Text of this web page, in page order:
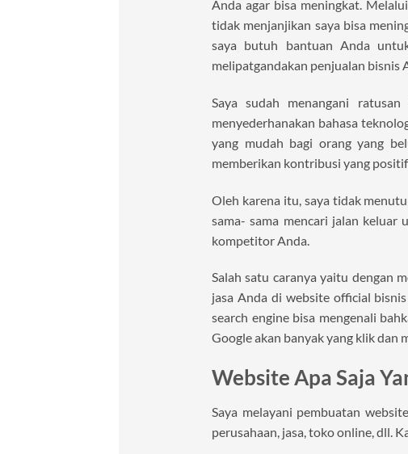
Anda agar bisa meningkat. Melalui
tidak menjanjikan saya bisa
saya butuh bantuan Anda
melipatgandakan penjualan bisnis
Saya sudah menangani
menyederhanakan bahasa
yang mudah bagi orang yang
memberikan kontribusi yang
Oleh karena itu, saya tidak
sama- sama mencari jalan keluar
kompetitor Anda.
Salah satu caranya yaitu dengan
jasa Anda di website official
search engine bisa mengenali
Google akan banyak yang klik dan
Website Apa Saja
Saya melayani pembuatan
perusahaan, jasa, toko online, dll.